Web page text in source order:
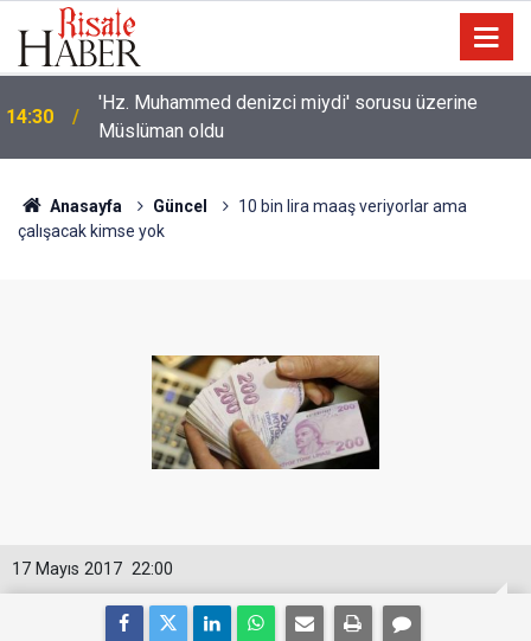
14:30
'Hz. Muhammed denizci miydi' sorusu üzerine
Müslüman oldu
Anasayfa Güncel
10 bin lira maaş veriyorlar ama
çalışacak kimse yok
22:00
17 Mayıs 2017